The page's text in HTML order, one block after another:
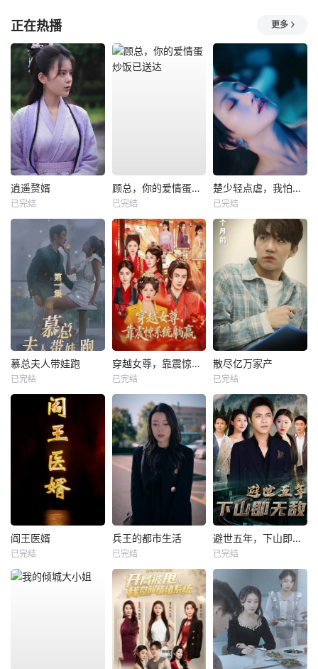
正在热播 更多
逍遥赘婿
已完结
顾总，你的爱情蛋炒饭已送达
已完结
楚少轻点虐，我怕夫人受不住
已完结
慕总夫人带娃跑
已完结
穿越女尊，靠震惊系统躺赢
已完结
散尽亿万家产
已完结
阎王医婿
已完结
兵王的都市生活
已完结
避世五年，下山即无敌
已完结